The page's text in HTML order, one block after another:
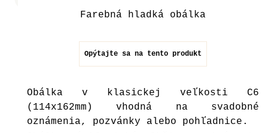
Farebná hladká obálka
Opýtajte sa na tento produkt
Obálka v klasickej veľkosti C6
(114x162mm) vhodná na svadobné
oznámenia, pozvánky alebo pohľadnice.